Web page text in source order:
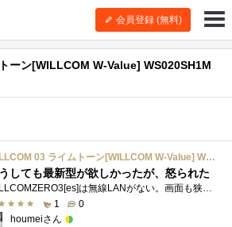
会員登録 (無料)
ーン[WILLCOM W-Value] WS020SH1M
WILLCOM 03 ライムトーン[WILLCOM W-Value] WS020SH1M
しても最新型が欲しかったが、怒られた
WILLCOMZERO3[es]は無線LANがない。画面も狭い。最新型が欲しいと思い、WILLCOM03を衝動買い。ヨメは怒って先に帰ってしまいました。キー操作をすると�...
1
0
houmeiさん